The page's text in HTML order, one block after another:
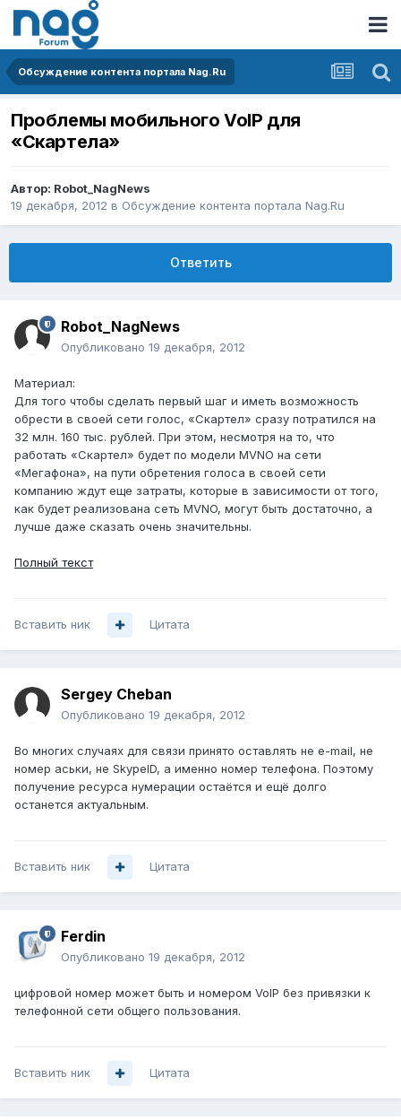
Обсуждение контента портала Nag.Ru
Проблемы мобильного VoIP для
«Скартела»
Автор: Robot_NagNews
19 декабря, 2012 в Обсуждение контента портала Nag.Ru
Ответить
Robot_NagNews
Опубликовано 19 декабря, 2012
Материал:
Для того чтобы сделать первый шаг и иметь возможность
обрести в своей сети голос, «Скартел» сразу потратился на
32 млн. 160 тыс. рублей. При этом, несмотря на то, что
работать «Скартел» будет по модели MVNO на сети
«Мегафона», на пути обретения голоса в своей сети
компанию ждут еще затраты, которые в зависимости от того,
как будет реализована сеть MVNO, могут быть достаточно, а
лучше даже сказать очень значительны.
Полный текст
Вставить ник Цитата
Sergey Cheban
Опубликовано 19 декабря, 2012
Во многих случаях для связи принято оставлять не e-mail, не
номер аськи, не SkypeID, а именно номер телефона. Поэтому
получение ресурса нумерации остаётся и ещё долго
останется актуальным.
Вставить ник Цитата
Ferdin
Опубликовано 19 декабря, 2012
цифровой номер может быть и номером VoIP без привязки к
телефонной сети общего пользования.
Вставить ник Цитата